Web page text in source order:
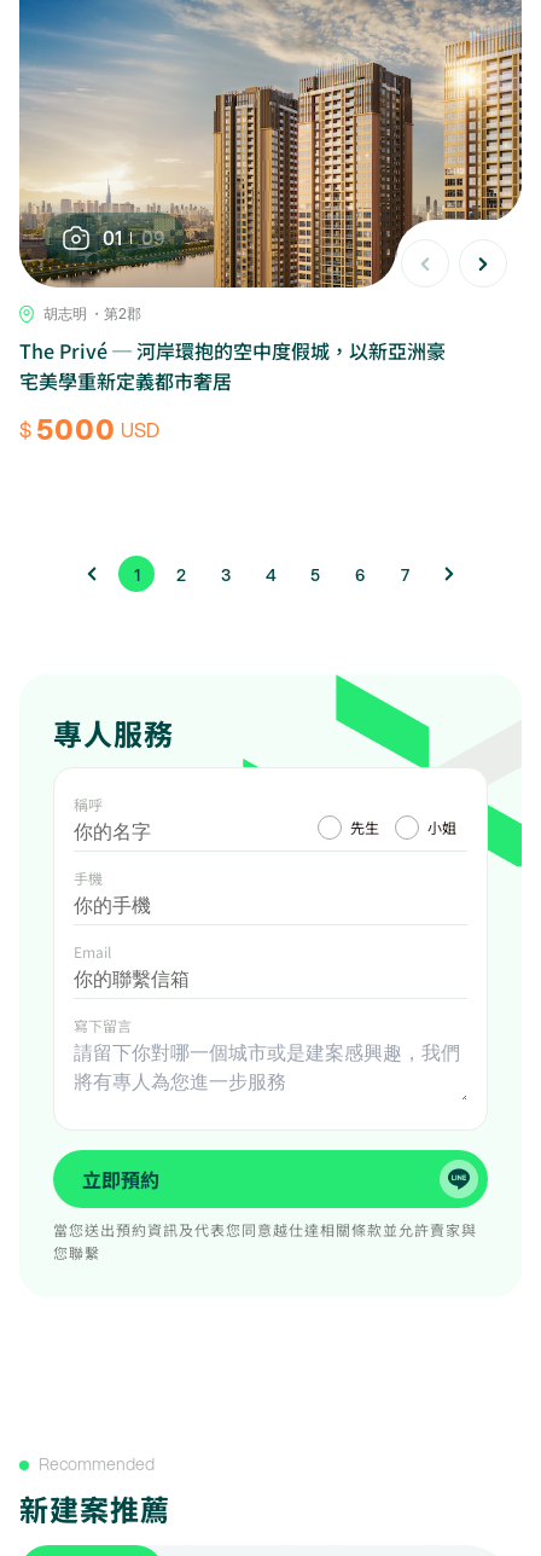
01 09
胡志明 ・第2郡
The Privé ─ 河岸環抱的空中度假城，以新亞洲豪
宅美學重新定義都市奢居
$ 5000 USD
1 2 3 4 5 6 7
專人服務
稱呼
先生
小姐
手機
Email
寫下留言
立即預約
當您送出預約資訊及代表您同意越仕達相關條款並允許賣家與
您聯繫
Recommended
新建案推薦